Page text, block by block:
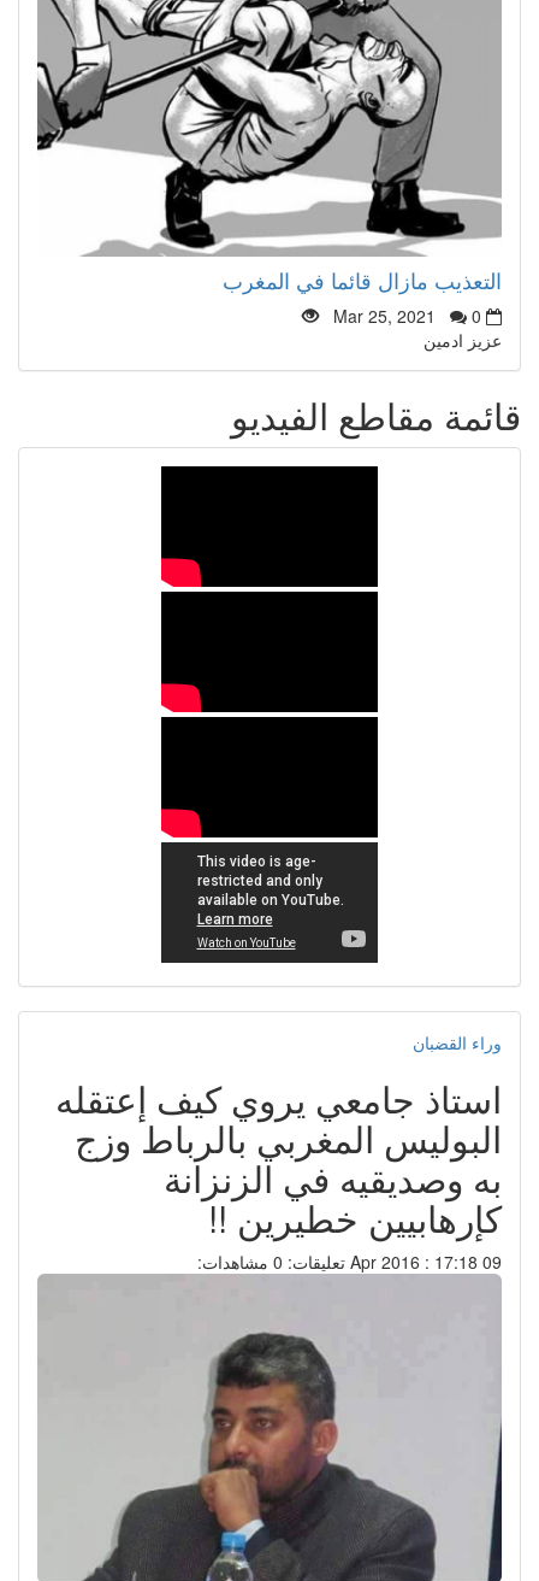
التعذيب مازال قائما في المغرب
Mar 25, 2021
0
عزيز ادمين
قائمة مقاطع الفيديو
وراء القضبان
استاذ جامعي يروي كيف إعتقله
البوليس المغربي بالرباط وزج
به وصديقيه في الزنزانة
كإرهابيين خطيرين !!
تعليقات: 0 مشاهدات: